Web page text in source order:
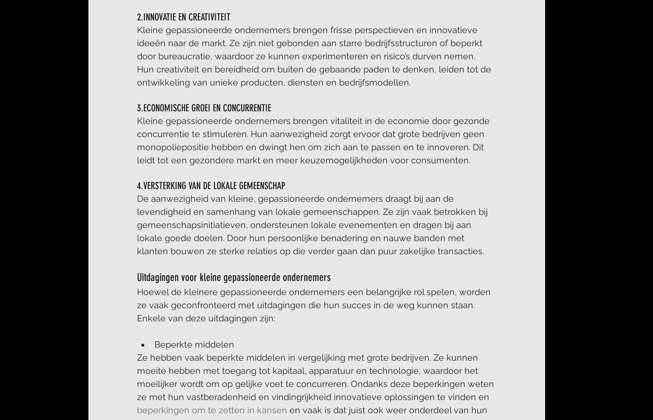
2.INNOVATIE EN CREATIVITEIT
Kleine gepassioneerde ondernemers brengen frisse perspectieven en innovatieve
ideeën naar de markt. Ze zijn niet gebonden aan starre bedrijfsstructuren of beperkt
door bureaucratie, waardoor ze kunnen experimenteren en risico’s durven nemen.
Hun creativiteit en bereidheid om buiten de gebaande paden te denken, leiden tot de
ontwikkeling van unieke producten, diensten en bedrijfsmodellen.
3.ECONOMISCHE GROEI EN CONCURRENTIE
Kleine gepassioneerde ondernemers brengen vitaliteit in de economie door gezonde
concurrentie te stimuleren. Hun aanwezigheid zorgt ervoor dat grote bedrijven geen
monopoliepositie hebben en dwingt hen om zich aan te passen en te innoveren. Dit
leidt tot een gezondere markt en meer keuzemogelijkheden voor consumenten.
4.VERSTERKING VAN DE LOKALE GEMEENSCHAP
De aanwezigheid van kleine, gepassioneerde ondernemers draagt bij aan de
levendigheid en samenhang van lokale gemeenschappen. Ze zijn vaak betrokken bij
gemeenschapsinitiatieven, ondersteunen lokale evenementen en dragen bij aan
lokale goede doelen. Door hun persoonlijke benadering en nauwe banden met
klanten bouwen ze sterke relaties op die verder gaan dan puur zakelijke transacties.
Uitdagingen voor kleine gepassioneerde ondernemers
Hoewel de kleinere gepassioneerde ondernemers een belangrijke rol spelen, worden
ze vaak geconfronteerd met uitdagingen die hun succes in de weg kunnen staan.
Enkele van deze uitdagingen zijn:
Beperkte middelen
Ze hebben vaak beperkte middelen in vergelijking met grote bedrijven. Ze kunnen
moeite hebben met toegang tot kapitaal, apparatuur en technologie, waardoor het
moeilijker wordt om op gelijke voet te concurreren. Ondanks deze beperkingen weten
ze met hun vastberadenheid en vindingrijkheid innovatieve oplossingen te vinden en
beperkingen om te zetten in kansen en vaak is dat juist ook weer onderdeel van hun